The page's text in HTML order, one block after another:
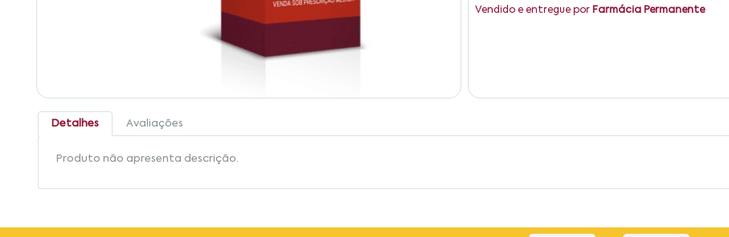
Vendido e entregue por Farmácia Permanente
Detalhes Avaliações
Produto não apresenta descrição.